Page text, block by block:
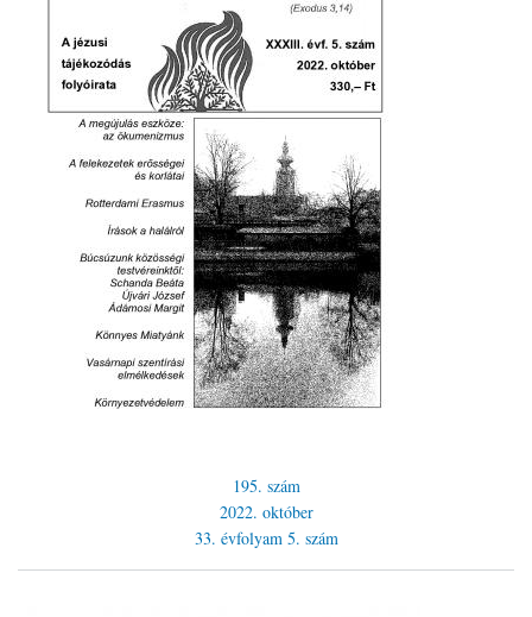
195. szám
2022. október
33. évfolyam 5. szám